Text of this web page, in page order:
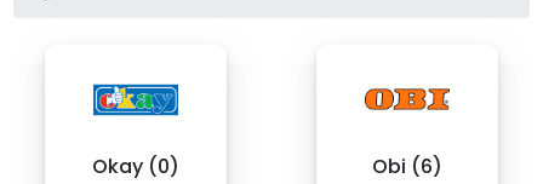
Okay (0) Obi (6)